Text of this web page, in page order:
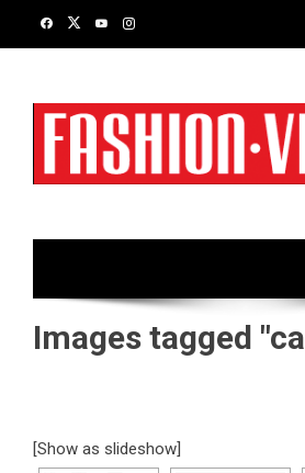
Images tagged
[Show as slideshow]